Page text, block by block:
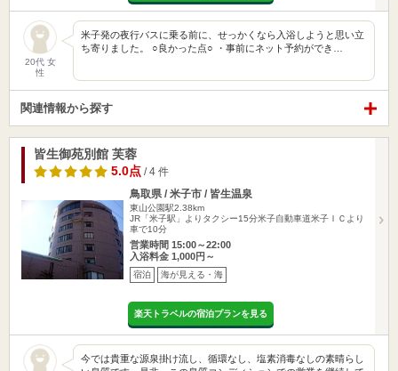
20代 女
性
米子発の夜行バスに乗る前に、せっかくなら入浴しようと思い立
ち寄りました。 ○良かった点○ ・事前にネット予約ができ…
関連情報から探す
皆生御苑別館 芙蓉
5.0点 / 4 件
鳥取県 / 米子市 / 皆生温泉
東山公園駅2.38km
JR「米子駅」よりタクシー15分米子自動車道米子ＩＣより
車で10分
営業時間 15:00～22:00
入浴料金 1,000円～
宿泊 海が見える・海
楽天トラベルの宿泊プランを見る
今では貴重な源泉掛け流し、循環なし、塩素消毒なしの素晴らし